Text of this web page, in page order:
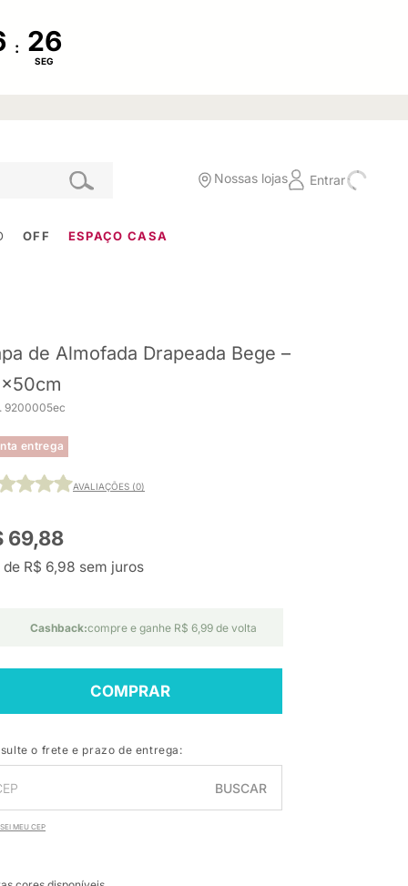
:
SEG
Nossas lojas Entrar
OFF ESPAÇO CASA
de Almofada Drapeada Bege –
9200005ec
entrega
AVALIAÇÕES (0)
69,88
de R$ 6,98 sem juros
Cashback:compre e ganhe R$ 6,99 de volta
COMPRAR
o frete e prazo de entrega:
BUSCAR
MEU CEP